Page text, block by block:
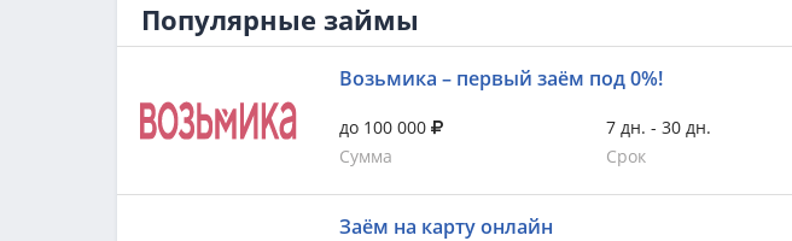
Популярные займы
Возьмика – первый заём под 0%!
до 100 000
Сумма
7 дн. - 30 дн.
Срок
Заём на карту онлайн